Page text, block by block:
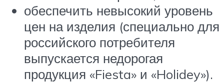
обеспечить невысокий уровень
цен на изделия (специально для
российского потребителя
выпускается недорогая
продукция «Fiesta» и «Holidey»).